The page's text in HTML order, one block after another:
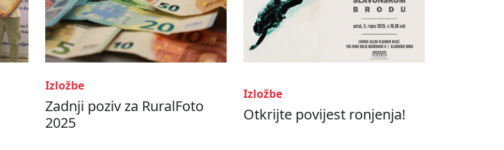
Izložbe
Zadnji poziv za RuralFoto
2025
Izložbe
Otkrijte povijest ronjenja!